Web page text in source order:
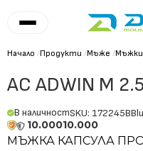
Начало /Продукти /Мъже /Мъжки
AC ADWIN M
В наличностSKU:
10.00010.000
МЪЖКА КАПСУЛА